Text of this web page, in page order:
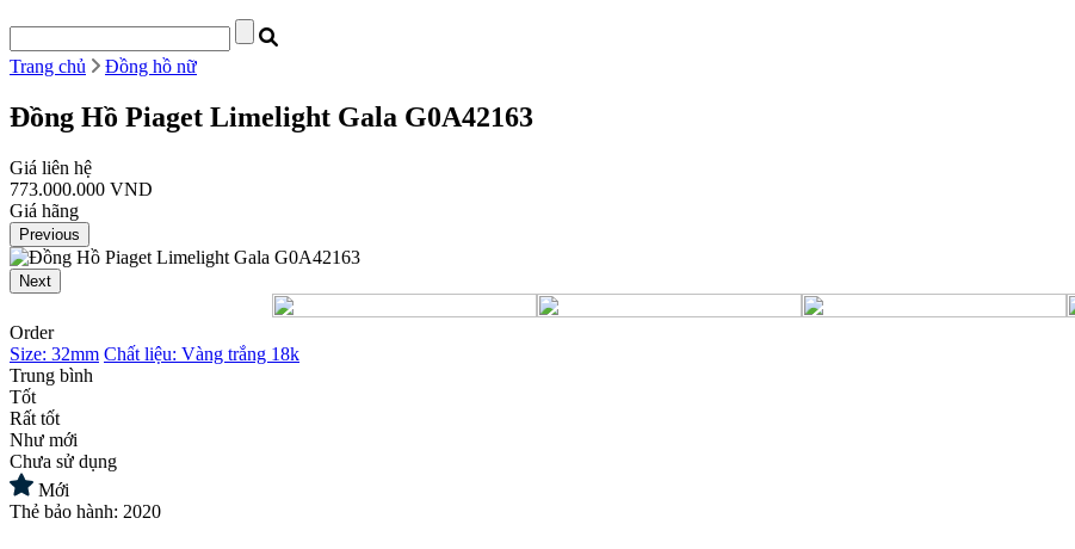
Trang chủ Đồng hồ nữ
Đồng Hồ Piaget Limelight Gala G0A42163
Giá liên hệ
773.000.000 VND
Giá hãng
Previous
Next
Order
Size: 32mm Chất liệu: Vàng trắng 18k
Trung bình
Tốt
Rất tốt
Như mới
Chưa sử dụng
Mới
Thẻ bảo hành: 2020